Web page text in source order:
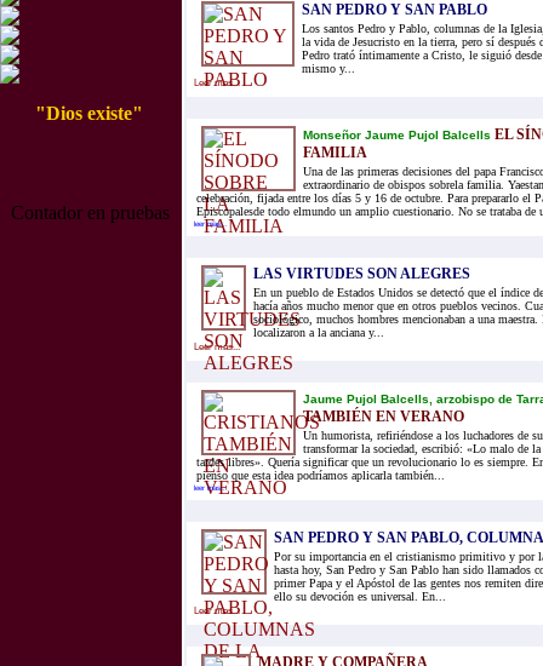
"Dios existe"
Contador en pruebas
SAN PEDRO Y SAN PABLO
Los santos Pedro y Pablo, columnas de la
la vida de Jesucristo en la tierra, pero sí después
Pedro trató íntimamente a Cristo, le siguió
mismo y...
Leer mas...
Monseñor Jaume Pujol Balcells EL
FAMILIA
Una de las primeras decisiones del papa
extraordinario de obispos sobrela familia.
celebración, fijada entre los días 5 y 16 de octubre. Para prepararlo el
Episcopalesde todo elmundo un amplio cuestionario. No se trataba de
leer mas...
LAS VIRTUDES SON ALEGRES
En un pueblo de Estados Unidos se detectó que el índice
hacía años mucho menor que en otros pueblos vecinos.
sociológico, muchos hombres mencionaban a una
localizaron a la anciana y...
Leer mas...
Jaume Pujol Balcells, arzobispo de
TAMBIÉN EN VERANO
Un humorista, refiriéndose a los luchadores de
transformar la sociedad, escribió: «Lo malo de
tardes libres». Quería significar que un revolucionario lo es siempre.
pienso que esta idea podríamos aplicarla también...
leer mas...
SAN PEDRO Y SAN PABLO,
Por su importancia en el cristianismo primitivo y por
hasta hoy, San Pedro y San Pablo han sido llamados
primer Papa y el Apóstol de las gentes nos remiten
ello su devoción es universal. En...
Leer mas...
MADRE Y COMPAÑERA